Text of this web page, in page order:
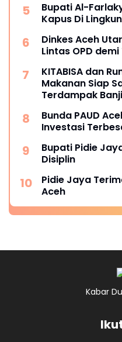
Bupati Al-
Kapus Di
Dinkes Aceh
Lintas OPD
KITABISA dan
Makanan Siap
Terdampak
Bunda PAUD
Investasi
Bupati Pidie
Disiplin
Pidie Jaya
Aceh
Kabar